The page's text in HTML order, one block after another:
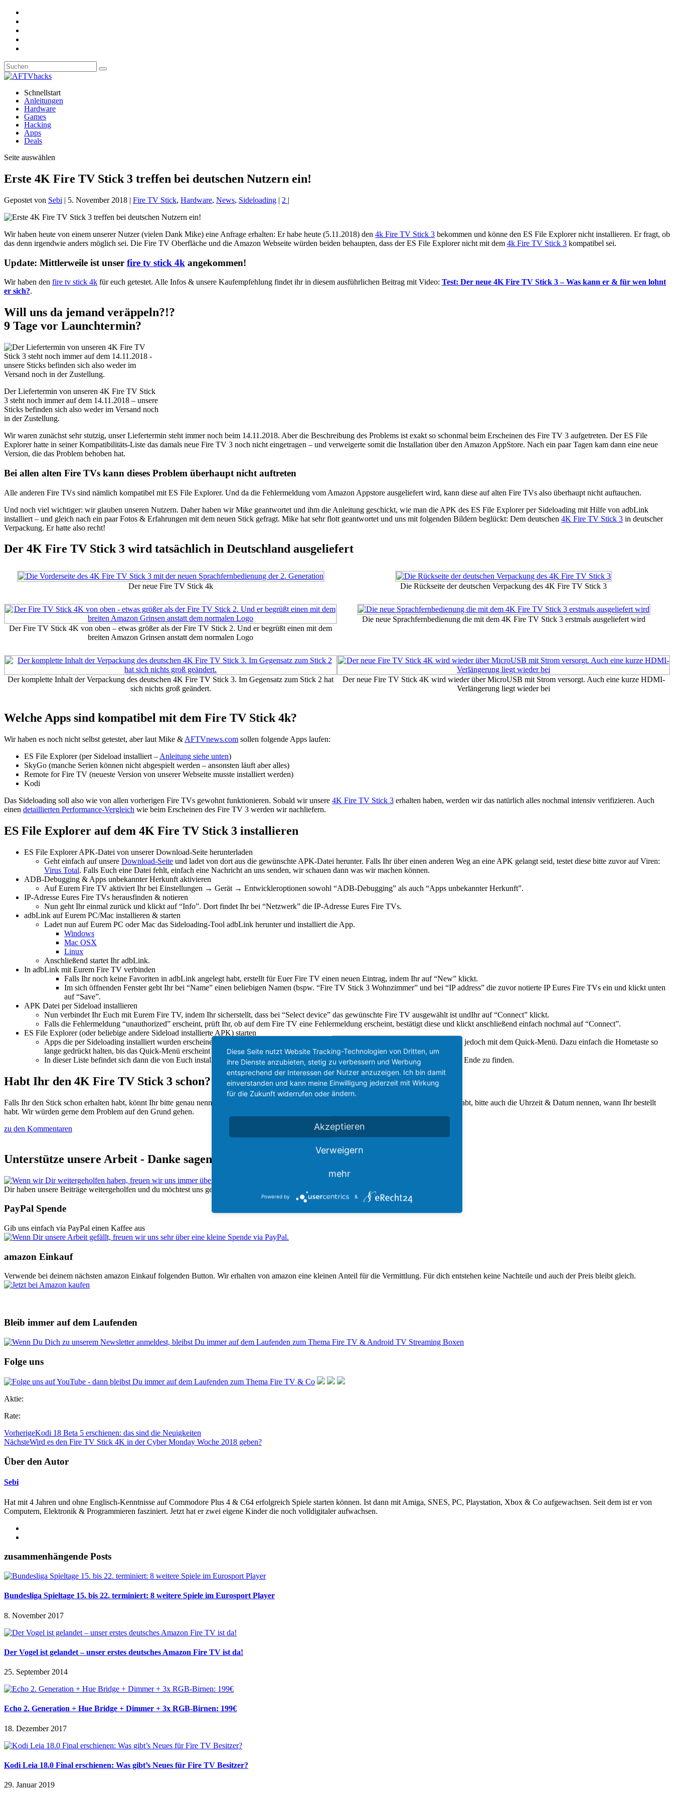
Schnellstart
Anleitungen
Hardware
Games
Hacking
Apps
Deals
Seite auswählen
Erste 4K Fire TV Stick 3 treffen bei deutschen Nutzern ein!
Gepostet von Sebi | 5. November 2018 | Fire TV Stick, Hardware, News, Sideloading | 2 |
Wir haben heute von einem unserer Nutzer (vielen Dank Mike) eine Anfrage erhalten: Er habe heute (5.11.2018) den 4k Fire TV Stick 3 bekommen und könne den ES File Explorer nicht installieren. Er fragt, ob
das denn irgendwie anders möglich sei. Die Fire TV Oberfläche und die Amazon Webseite würden beiden behaupten, dass der ES File Explorer nicht mit dem 4k Fire TV Stick 3 kompatibel sei.
Update: Mittlerweile ist unser fire tv stick 4k angekommen!
Wir haben den fire tv stick 4k für euch getestet. Alle Infos & unsere Kaufempfehlung findet ihr in diesem ausführlichen Beitrag mit Video: Test: Der neue 4K Fire TV Stick 3 – Was kann er & für wen lohnt
er sich?.
Will uns da jemand veräppeln?!?
9 Tage vor Launchtermin?
Der Liefertermin von unseren 4K Fire TV Stick
3 steht noch immer auf dem 14.11.2018 – unsere
Sticks befinden sich also weder im Versand noch
in der Zustellung.
Wir waren zunächst sehr stutzig, unser Liefertermin steht immer noch beim 14.11.2018. Aber die Beschreibung des Problems ist exakt so schonmal beim Erscheinen des Fire TV 3 aufgetreten. Der ES File
Explorer hatte in seiner Kompatibilitäts-Liste das damals neue Fire TV 3 noch nicht eingetragen – und verweigerte somit die Installation über den Amazon AppStore. Nach ein paar Tagen kam dann eine neue
Version, die das Problem behoben hat.
Bei allen alten Fire TVs kann dieses Problem überhaupt nicht auftreten
Alle anderen Fire TVs sind nämlich kompatibel mit ES File Explorer. Und da die Fehlermeldung vom Amazon Appstore ausgeliefert wird, kann diese auf alten Fire TVs also überhaupt nicht auftauchen.
Und noch viel wichtiger: wir glauben unseren Nutzern. Daher haben wir Mike geantwortet und ihm die Anleitung geschickt, wie man die APK des ES File Explorer per Sideloading mit Hilfe von adbLink
installiert – und gleich nach ein paar Fotos & Erfahrungen mit dem neuen Stick gefragt. Mike hat sehr flott geantwortet und uns mit folgenden Bildern beglückt: Dem deutschen 4K Fire TV Stick 3 in deutscher
Verpackung. Er hatte also recht!
Der 4K Fire TV Stick 3 wird tatsächlich in Deutschland ausgeliefert
Der neue Fire TV Stick 4k Die Rückseite der deutschen Verpackung des 4K Fire TV Stick 3
Der Fire TV Stick 4K von oben – etwas größer als der Fire TV Stick 2. Und er begrüßt einen mit dem
breiten Amazon Grinsen anstatt dem normalen Logo
Die neue Sprachfernbedienung die mit dem 4K Fire TV Stick 3 erstmals ausgeliefert wird
Der komplette Inhalt der Verpackung des deutschen 4K Fire TV Stick 3. Im Gegensatz zum Stick 2 hat
sich nichts groß geändert.
Der neue Fire TV Stick 4K wird wieder über MicroUSB mit Strom versorgt. Auch eine kurze HDMI-
Verlängerung liegt wieder bei
Welche Apps sind kompatibel mit dem Fire TV Stick 4k?
Wir haben es noch nicht selbst getestet, aber laut Mike & AFTVnews.com sollen folgende Apps laufen:
ES File Explorer (per Sideload installiert – Anleitung siehe unten)
SkyGo (manche Serien können nicht abgespielt werden – ansonsten läuft aber alles)
Remote for Fire TV (neueste Version von unserer Webseite musste installiert werden)
Kodi
Das Sideloading soll also wie von allen vorherigen Fire TVs gewohnt funktionieren. Sobald wir unsere 4K Fire TV Stick 3 erhalten haben, werden wir das natürlich alles nochmal intensiv verifizieren. Auch
einen detaillierten Performance-Vergleich wie beim Erscheinen des Fire TV 3 werden wir nachliefern.
ES File Explorer auf dem 4K Fire TV Stick 3 installieren
ES File Explorer APK-Datei von unserer Download-Seite herunterladen
Geht einfach auf unsere Download-Seite und ladet von dort aus die gewünschte APK-Datei herunter. Falls Ihr über einen anderen Weg an eine APK gelangt seid, testet diese bitte zuvor auf Viren:
Virus Total. Falls Euch eine Datei fehlt, einfach eine Nachricht an uns senden, wir schauen dann was wir machen können.
ADB-Debugging & Apps unbekannter Herkunft aktivieren
Auf Eurem Fire TV aktiviert Ihr bei Einstellungen → Gerät → Entwickleroptionen sowohl “ADB-Debugging” als auch “Apps unbekannter Herkunft”.
IP-Adresse Eures Fire TVs herausfinden & notieren
Nun geht Ihr einmal zurück und klickt auf “Info”. Dort findet Ihr bei “Netzwerk” die IP-Adresse Eures Fire TVs.
adbLink auf Eurem PC/Mac installieren & starten
Ladet nun auf Eurem PC oder Mac das Sideloading-Tool adbLink herunter und installiert die App.
Windows
Mac OSX
Linux
Anschließend startet Ihr adbLink.
In adbLink mit Eurem Fire TV verbinden
Falls Ihr noch keine Favoriten in adbLink angelegt habt, erstellt für Euer Fire TV einen neuen Eintrag, indem Ihr auf “New” klickt.
Im sich öffnenden Fenster gebt Ihr bei “Name” einen beliebigen Namen (bspw. “Fire TV Stick 3 Wohnzimmer” und bei “IP address” die zuvor notierte IP Eures Fire TVs ein und klickt unten
auf “Save”.
APK Datei per Sideload installieren
Nun verbindet Ihr Euch mit Eurem Fire TV, indem Ihr sicherstellt, dass bei “Select device” das gewünschte Fire TV ausgewählt ist undIhr auf “Connect” klickt.
Falls die Fehlermeldung “unauthorized” erscheint, prüft Ihr, ob auf dem Fire TV eine Fehlermeldung erscheint, bestätigt diese und klickt anschließend einfach nochmal auf “Connect”.
ES File Explorer (oder beliebige andere Sideload installierte APK) starten
Apps die per Sideloading installiert wurden erscheinen manchmal nicht automatisch auf der Fire TV Startseite. Immer funktioniert es jedoch mit dem Quick-Menü. Dazu einfach die Hometaste so
lange gedrückt halten, bis das Quick-Menü erscheint und anschließend auf “Apps” klicken.
In dieser Liste befindet sich dann die von Euch installierte Anwendung – wenn diese noch nie installiert war, ist sie meist am unteren Ende zu finden.
Habt Ihr den 4K Fire TV Stick 3 schon?
Falls Ihr den Stick schon erhalten habt, könnt Ihr bitte genau nennen, wann und wo Ihr den Stick bestellt habt? Falls Ihr ihn noch nicht erhalten habt, bitte auch die Uhrzeit & Datum nennen, wann Ihr bestellt
habt. Wir würden gerne dem Problem auf den Grund gehen.
zu den Kommentaren
Unterstütze unsere Arbeit - Danke sagen
Dir haben unsere Beiträge weitergeholfen und du möchtest uns gerne bei unserer Arbeit unterstützen?
PayPal Spende
Gib uns einfach via PayPal einen Kaffee aus
amazon Einkauf
Verwende bei deinem nächsten amazon Einkauf folgenden Button. Wir erhalten von amazon eine kleinen Anteil für die Vermittlung. Für dich entstehen keine Nachteile und auch der Preis bleibt gleich.
Bleib immer auf dem Laufenden
Folge uns
Aktie:
Rate:
VorherigeKodi 18 Beta 5 erschienen: das sind die Neuigkeiten
NächsteWird es den Fire TV Stick 4K in der Cyber Monday Woche 2018 geben?
Über den Autor
Sebi
Hat mit 4 Jahren und ohne Englisch-Kenntnisse auf Commodore Plus 4 & C64 erfolgreich Spiele starten können. Ist dann mit Amiga, SNES, PC, Playstation, Xbox & Co aufgewachsen. Seit dem ist er von
Computern, Elektronik & Programmieren fasziniert. Jetzt hat er zwei eigene Kinder die noch volldigitaler aufwachsen.
zusammenhängende Posts
Bundesliga Spieltage 15. bis 22. terminiert: 8 weitere Spiele im Eurosport Player
8. November 2017
Der Vogel ist gelandet – unser erstes deutsches Amazon Fire TV ist da!
25. September 2014
Echo 2. Generation + Hue Bridge + Dimmer + 3x RGB-Birnen: 199€
18. Dezember 2017
Kodi Leia 18.0 Final erschienen: Was gibt’s Neues für Fire TV Besitzer?
29. Januar 2019
Diese Seite nutzt Website Tracking-Technologien von Dritten, um
ihre Dienste anzubieten, stetig zu verbessern und Werbung
entsprechend der Interessen der Nutzer anzuzeigen. Ich bin damit
einverstanden und kann meine Einwilligung jederzeit mit Wirkung
für die Zukunft widerrufen oder ändern.
Akzeptieren
Verweigern
mehr
Powered by &